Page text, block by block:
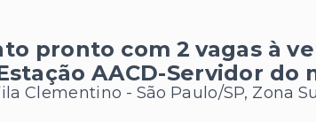
pronto com 2 vagas à
AACD-Servidor do
Clementino - São Paulo/SP, Zona Sul